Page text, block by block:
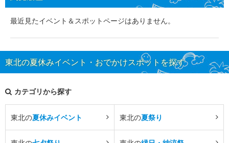
最近見たイベント＆スポットページはありません。
東北の夏休みイベント・おでかけスポットを探す
カテゴリから探す
東北の夏休みイベント 東北の夏祭り